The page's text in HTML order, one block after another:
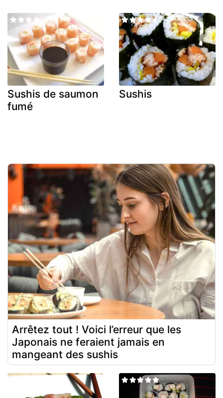
Sushis de saumon
fumé
Sushis
Arrêtez tout ! Voici l’erreur que les
Japonais ne feraient jamais en
mangeant des sushis